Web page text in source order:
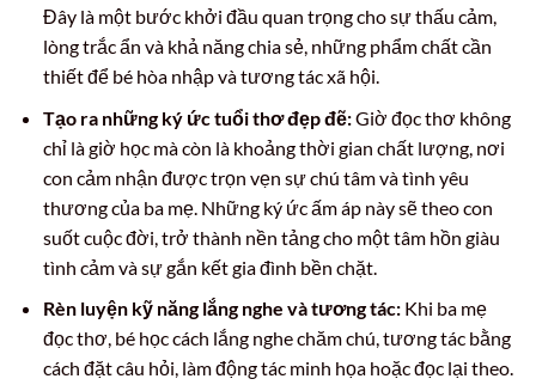
Đây là một bước khởi đầu quan trọng cho sự thấu cảm,
lòng trắc ẩn và khả năng chia sẻ, những phẩm chất cần
thiết để bé hòa nhập và tương tác xã hội.
Tạo ra những ký ức tuổi thơ đẹp đẽ:Giờ đọc thơ không
chỉ là giờ học mà còn là khoảng thời gian chất lượng, nơi
con cảm nhận được trọn vẹn sự chú tâm và tình yêu
thương của ba mẹ. Những ký ức ấm áp này sẽ theo con
suốt cuộc đời, trở thành nền tảng cho một tâm hồn giàu
tình cảm và sự gắn kết gia đình bền chặt.
Rèn luyện kỹ năng lắng nghe và tương tác:Khi ba mẹ
đọc thơ, bé học cách lắng nghe chăm chú, tương tác bằng
cách đặt câu hỏi, làm động tác minh họa hoặc đọc lại theo.